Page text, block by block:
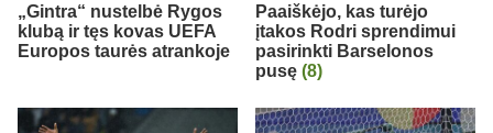
„Gintra“ nustelbė Rygos
klubą ir tęs kovas UEFA
Europos taurės atrankoje
Paaiškėjo, kas turėjo
įtakos Rodri sprendimui
pasirinkti Barselonos
pusę (8)